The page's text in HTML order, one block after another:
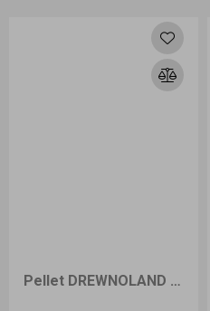
Pellet DREWNOLAND 1050kg dostawa Śląsk